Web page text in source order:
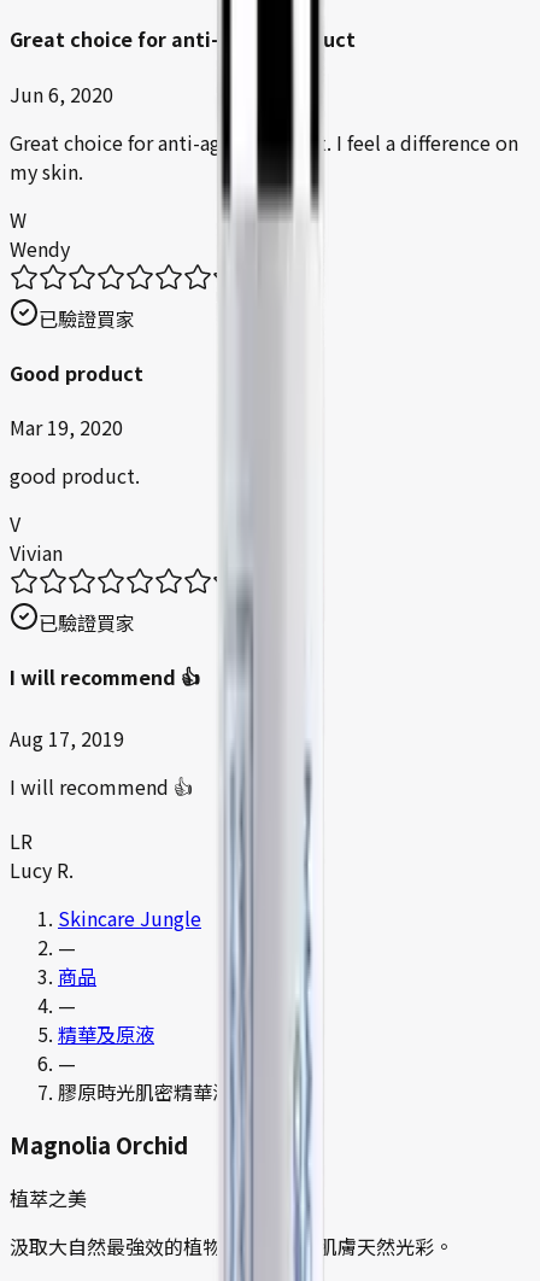
Great choice for anti-aging product
Jun 6, 2020
Great choice for anti-aging product. I feel a difference on
my skin.
W
Wendy
已驗證買家
Good product
Mar 19, 2020
good product.
V
Vivian
已驗證買家
I will recommend 👍
Aug 17, 2019
I will recommend 👍
LR
Lucy R.
Skincare Jungle
—
商品
—
精華及原液
—
膠原時光肌密精華液
Magnolia Orchid
植萃之美
汲取大自然最強效的植物力量，展現肌膚天然光彩。